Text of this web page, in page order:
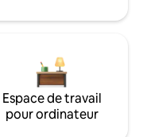
Espace de travail
pour ordinateur